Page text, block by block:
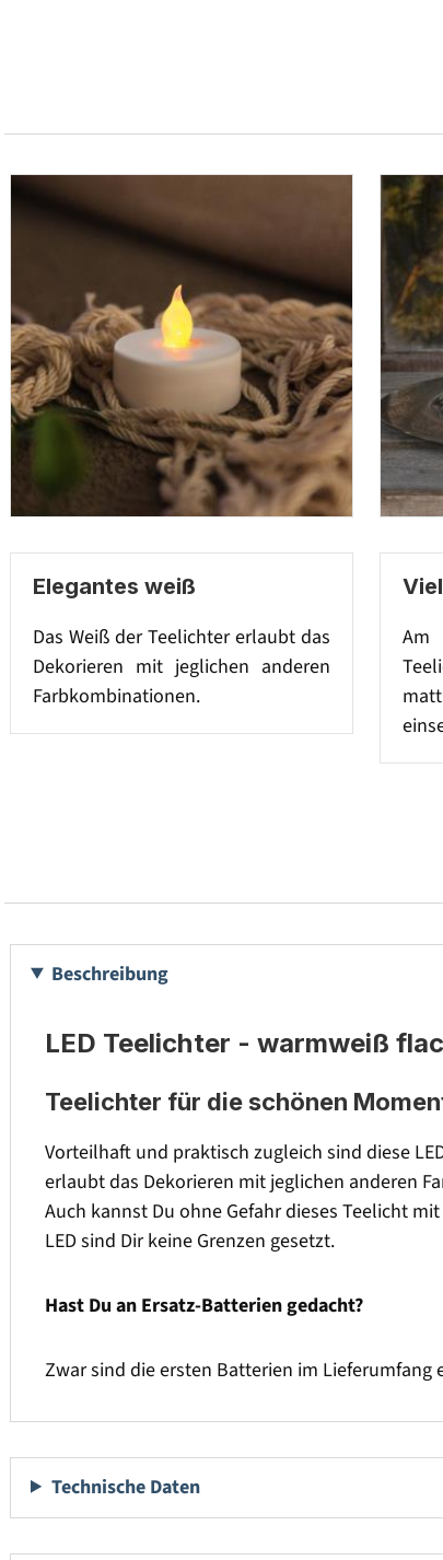
Elegantes weiß
Das Weiß der Teelichter erlaubt das
Dekorieren mit jeglichen anderen
Farbkombinationen.
Am
Beschreibung
LED Teelichter - warmweiß
Teelichter für die schönen
Vorteilhaft und praktisch zugleich sind diese
erlaubt das Dekorieren mit jeglichen anderen
Auch kannst Du ohne Gefahr dieses Teelicht
LED sind Dir keine Grenzen gesetzt.
Hast Du an Ersatz-Batterien gedacht?
Zwar sind die ersten Batterien im
Technische Daten